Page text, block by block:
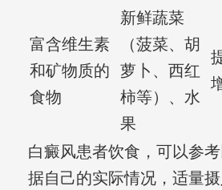
富含维生素
和矿物质的
食物
新鲜蔬菜
（菠菜、胡
萝卜、西红
柿等）、水
果
白癜风患者饮食，可以参
据自己的实际情况，适量